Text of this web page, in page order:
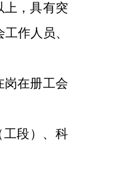
上，具有突
作人员、
岗在册工会
工段）、科